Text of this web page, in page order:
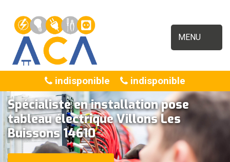
MENU
indisponible indisponible
Spécialiste en installation pose
tableau électrique Villons Les
Buissons 14610